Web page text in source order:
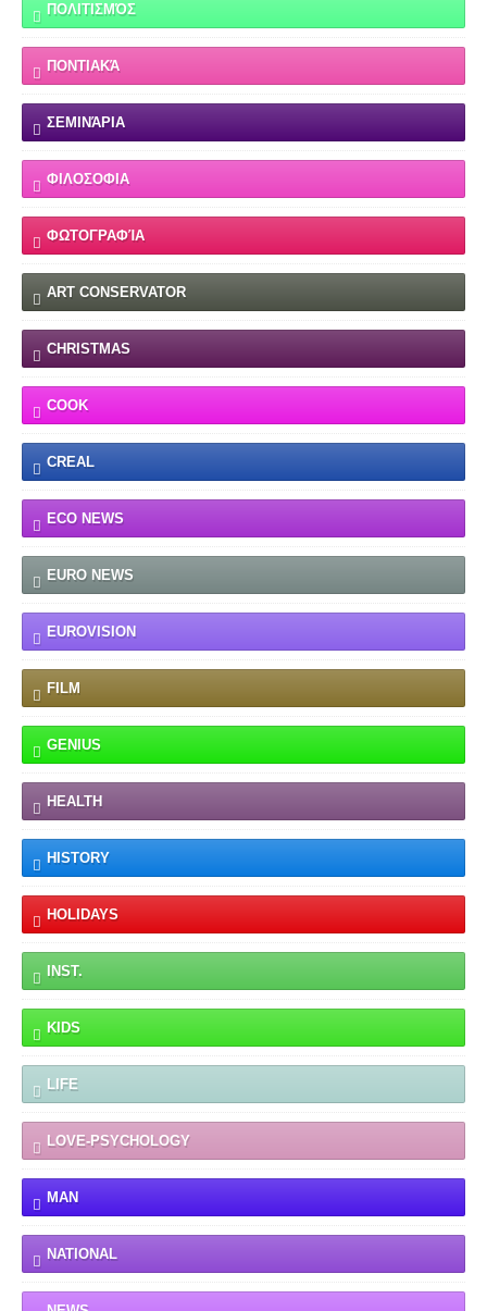
ΠΟΛΙΤΙΣΜΌΣ
ΠΟΝΤΙΑΚΆ
ΣΕΜΙΝΆΡΙΑ
ΦΙΛΟΣΟΦΙΑ
ΦΩΤΟΓΡΑΦΊΑ
ART CONSERVATOR
CHRISTMAS
COOK
CREAL
ECO NEWS
EURO NEWS
EUROVISION
FILM
GENIUS
HEALTH
HISTORY
HOLIDAYS
INST.
KIDS
LIFE
LOVE-PSYCHOLOGY
MAN
NATIONAL